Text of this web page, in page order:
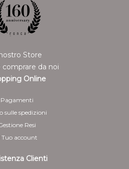
dei beni oppure fino
da parte del cliente di aver
tramite bonifico bancario
le coordinate bancarie
le somme corrisposte
da una manipolazione diversa
stabilire la natura, le
dei beni
Store
comprare da noi
Online
Pagamenti
sulle spedizioni
Resi
Tuo account
Clienti